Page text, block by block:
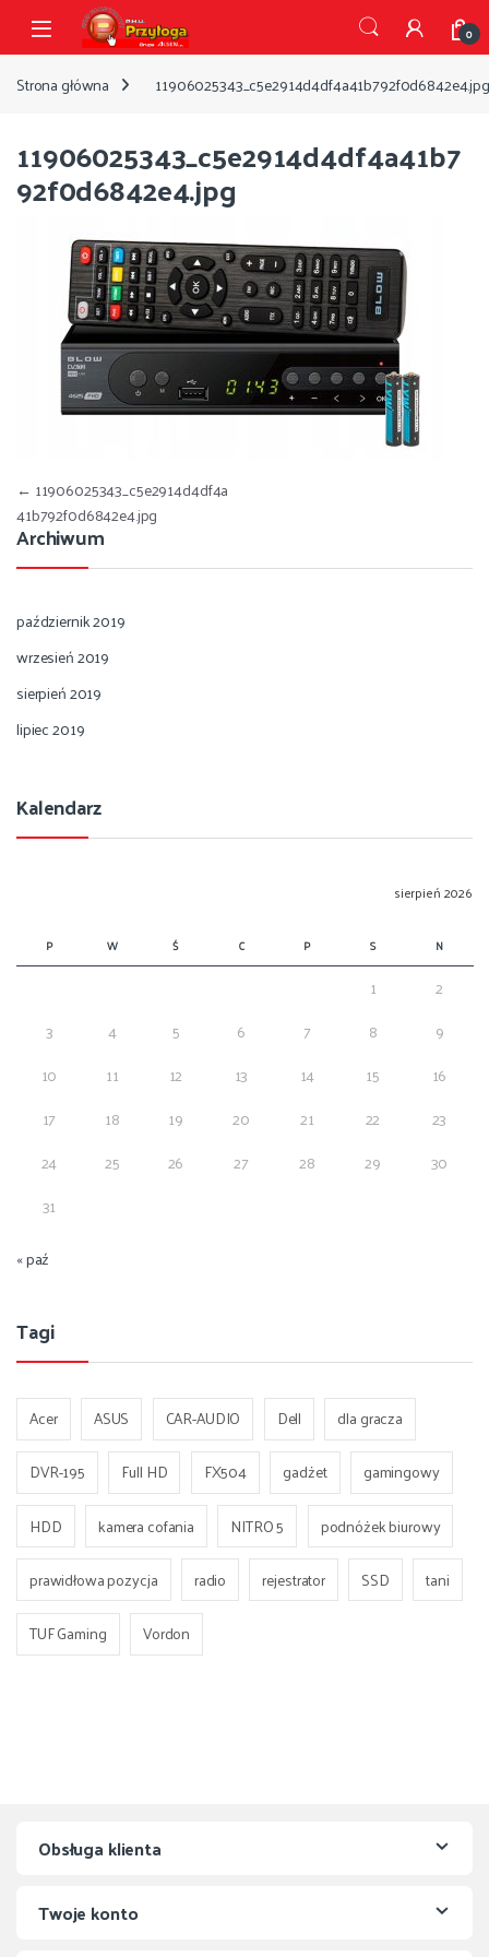
Przejdź do nawigacji
Przejdź do treści
Open 0
Strona główna 11906025343_c5e2914d4df4a41b792f0d6842e4.jpg
11906025343_c5e2914d4df4a41b7
92f0d6842e4.jpg
Nawigacja wpisu
← 11906025343_c5e2914d4df4a
41b792f0d6842e4.jpg
Archiwum
październik 2019
wrzesień 2019
sierpień 2019
lipiec 2019
Kalendarz
sierpień 2026
P W Ś C P S N
1
2
3
4 5 6 7 8
9
10
11 12 13 14 15
16
17
18 19 20 21 22
23
24
25 26 27 28 29
30
31
« paź
Tagi
Acer ASUS CAR-AUDIO Dell
dla gracza
DVR-195
Full HD FX504 gadżet
gamingowy
HDD
kamera cofania NITRO 5
podnóżek biurowy
prawidłowa pozycja
radio rejestrator SSD
tani
TUF Gaming
Vordon
Obsługa klienta
Twoje konto